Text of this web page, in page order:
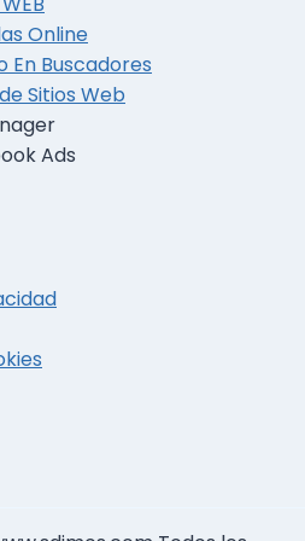
Online
En Buscadores
Sitios Web
Ads